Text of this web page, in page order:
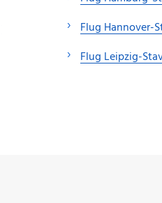
Flug Hannover-
Flug Leipzig-